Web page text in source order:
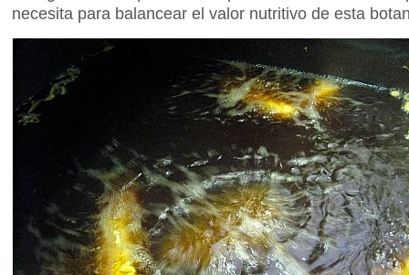
necesita para balancear el valor nutritivo de esta